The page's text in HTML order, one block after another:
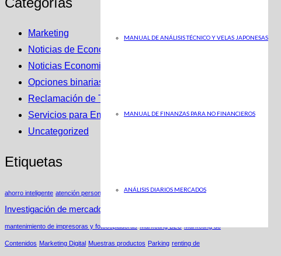
MANUAL DE ANÁLISIS TÉCNICO Y VELAS JAPONESAS
MANUAL DE FINANZAS PARA NO FINANCIEROS
ANÁLISIS DIARIOS MERCADOS
Marketing
Noticias de Economia en ABC
Noticias Economicas
Opciones binarias
Reclamación de Tarjetas Revolving
Servicios para Empresas
Uncategorized
Etiquetas
ahorro inteligente atención personalizada Estrategias de Nicho Insights
Investigación de mercados
mantenimiento de impresoras y fotocopiadoras Marketing B2C Marketing de
Contenidos Marketing Digital Muestras productos Parking renting de